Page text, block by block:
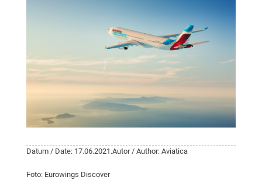
Datum / Date: 17.06.2021.Autor / Author: Aviatica
Foto: Eurowings Discover